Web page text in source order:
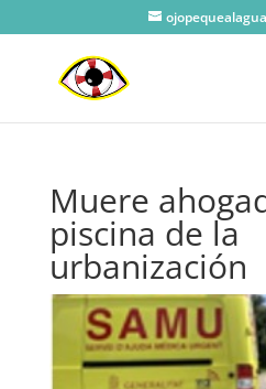
Muere
piscina de la
urbanización